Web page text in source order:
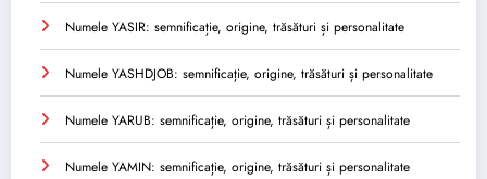
Numele YASIR: semnificație, origine, trăsături și personalitate
Numele YASHDJOB: semnificație, origine, trăsături și personalitate
Numele YARUB: semnificație, origine, trăsături și personalitate
Numele YAMIN: semnificație, origine, trăsături și personalitate